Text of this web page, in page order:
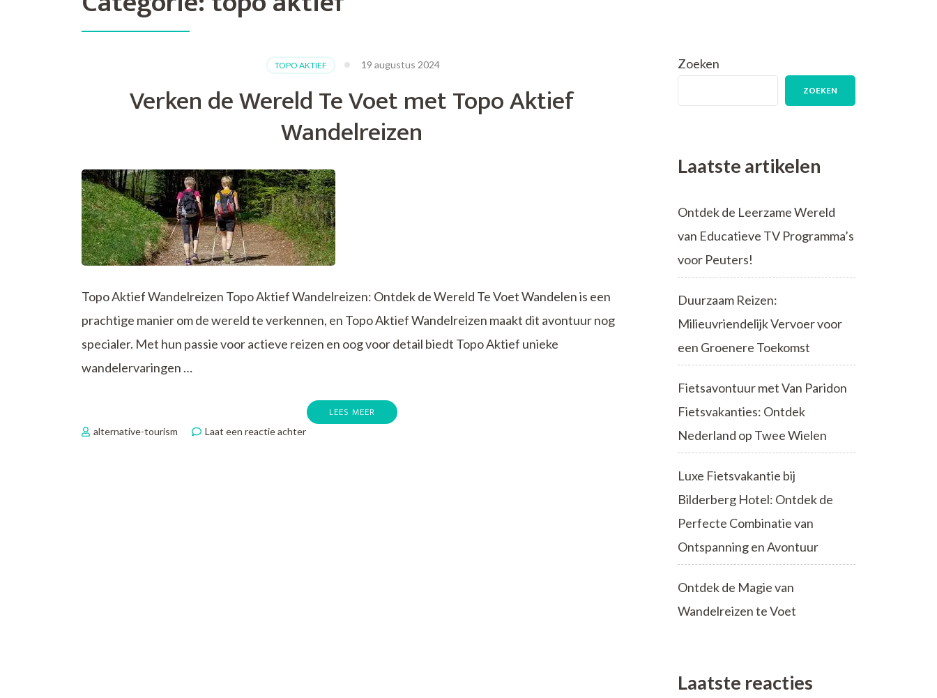
TOPO AKTIEF 19 augustus 2024
Verken de Wereld Te Voet met Topo Aktief
Wandelreizen
Topo Aktief Wandelreizen Topo Aktief Wandelreizen: Ontdek de Wereld Te Voet Wandelen is een
prachtige manier om de wereld te verkennen, en Topo Aktief Wandelreizen maakt dit avontuur nog
specialer. Met hun passie voor actieve reizen en oog voor detail biedt Topo Aktief unieke
wandelervaringen …
LEES MEER
alternative-tourism Laat een reactie achterop
Zoeken
ZOEKEN
Laatste artikelen
Ontdek de Leerzame Wereld
van Educatieve TV Programma’s
voor Peuters!
Duurzaam Reizen:
Milieuvriendelijk Vervoer voor
een Groenere Toekomst
Fietsavontuur met Van Paridon
Fietsvakanties: Ontdek
Nederland op Twee Wielen
Luxe Fietsvakantie bij
Bilderberg Hotel: Ontdek de
Perfecte Combinatie van
Ontspanning en Avontuur
Ontdek de Magie van
Wandelreizen te Voet
Laatste reacties